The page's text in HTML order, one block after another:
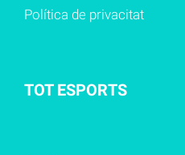
Política de privacitat
TOT ESPORTS